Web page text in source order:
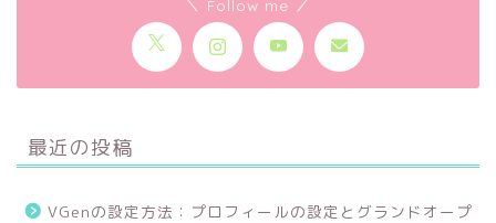
＼ Follow me ／
最近の投稿
VGenの設定方法：プロフィールの設定とグランドオープ